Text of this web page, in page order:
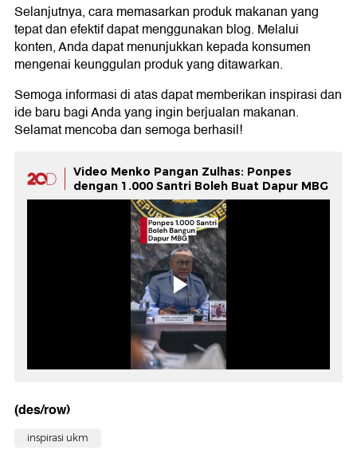
Selanjutnya, cara memasarkan produk makanan yang
tepat dan efektif dapat menggunakan blog. Melalui
konten, Anda dapat menunjukkan kepada konsumen
mengenai keunggulan produk yang ditawarkan.
Semoga informasi di atas dapat memberikan inspirasi dan
ide baru bagi Anda yang ingin berjualan makanan.
Selamat mencoba dan semoga berhasil!
Video Menko Pangan Zulhas: Ponpes
dengan 1.000 Santri Boleh Buat Dapur MBG
(des/row)
inspirasi ukm